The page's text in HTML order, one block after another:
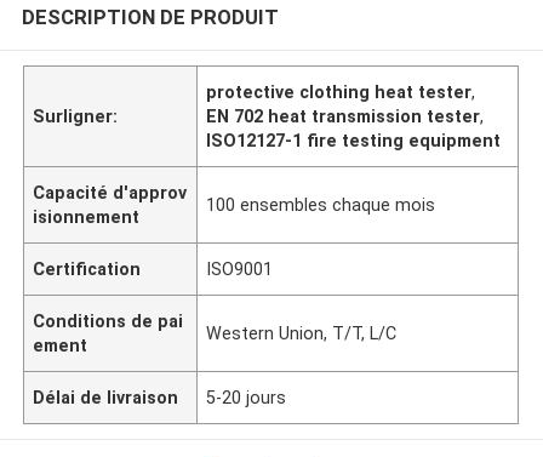
DESCRIPTION DE PRODUIT
Surligner:
protective clothing heat tester,
EN 702 heat transmission tester,
ISO12127-1 fire testing equipment
Capacité d'approv
isionnement
100 ensembles chaque mois
Certification ISO9001
Conditions de pai
ement
Western Union, T/T, L/C
Délai de livraison 5-20 jours